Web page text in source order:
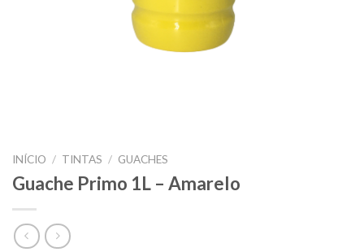
INÍCIO / TINTAS / GUACHES
Guache Primo 1L – Amarelo